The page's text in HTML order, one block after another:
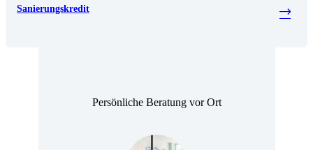
Sanierungskredit
Persönliche Beratung vor Ort